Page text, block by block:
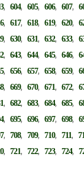
,604,605,606,607,
,617,618,619,620,
,630,631,632,633,
,643,644,645,646,
,656,657,658,659,
,669,670,671,672,
,682,683,684,685,
,695,696,697,698,
,708,709,710,711,
,721,722,723,724,